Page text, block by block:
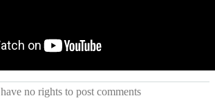
no rights to post comments